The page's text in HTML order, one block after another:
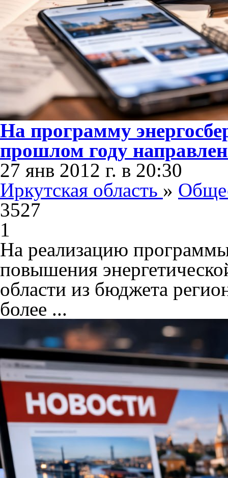
На программу
прошлом году
27 янв 2012 г. в 20:30
Иркутская область »
3527
1
На реализацию
повышения
области из бюджета
более ...